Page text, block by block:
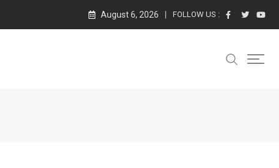
August 6, 2026 FOLLOW US :